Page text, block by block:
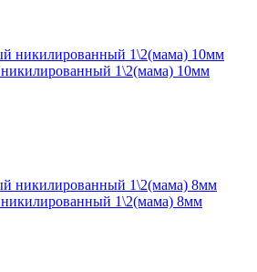
1\2(мама) 10мм
1\2(мама) 8мм